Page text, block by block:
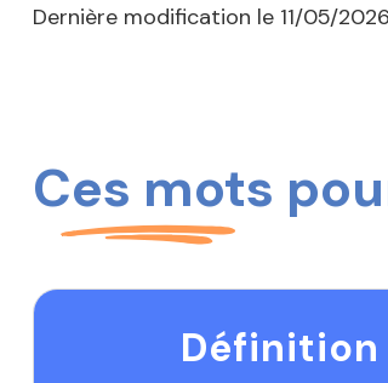
Dernière modification le 11/05/2026
Ces mots
Définition